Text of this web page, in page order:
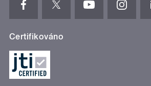
Certifikováno